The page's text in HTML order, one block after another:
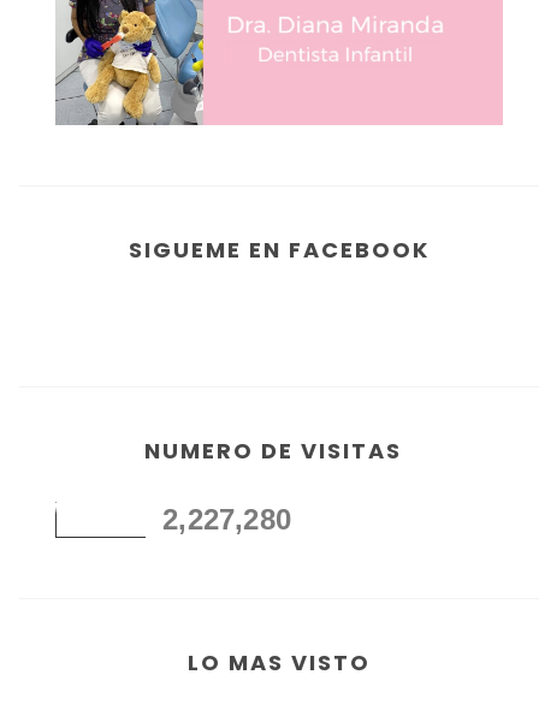
SIGUEME EN FACEBOOK
NUMERO DE VISITAS
2,227,280
LO MAS VISTO